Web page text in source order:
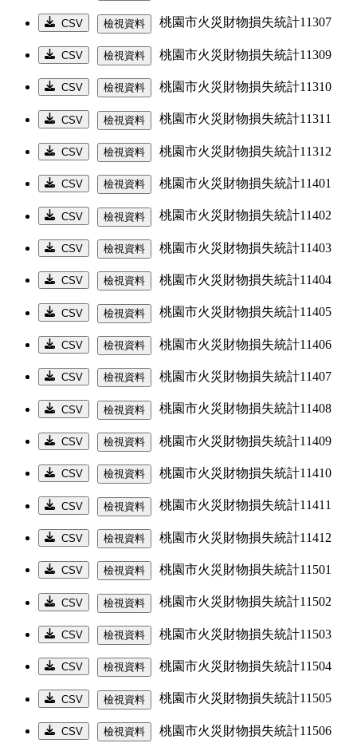
CSV 檢視資料 桃園市火災財物損失統計11307
CSV 檢視資料 桃園市火災財物損失統計11309
CSV 檢視資料 桃園市火災財物損失統計11310
CSV 檢視資料 桃園市火災財物損失統計11311
CSV 檢視資料 桃園市火災財物損失統計11312
CSV 檢視資料 桃園市火災財物損失統計11401
CSV 檢視資料 桃園市火災財物損失統計11402
CSV 檢視資料 桃園市火災財物損失統計11403
CSV 檢視資料 桃園市火災財物損失統計11404
CSV 檢視資料 桃園市火災財物損失統計11405
CSV 檢視資料 桃園市火災財物損失統計11406
CSV 檢視資料 桃園市火災財物損失統計11407
CSV 檢視資料 桃園市火災財物損失統計11408
CSV 檢視資料 桃園市火災財物損失統計11409
CSV 檢視資料 桃園市火災財物損失統計11410
CSV 檢視資料 桃園市火災財物損失統計11411
CSV 檢視資料 桃園市火災財物損失統計11412
CSV 檢視資料 桃園市火災財物損失統計11501
CSV 檢視資料 桃園市火災財物損失統計11502
CSV 檢視資料 桃園市火災財物損失統計11503
CSV 檢視資料 桃園市火災財物損失統計11504
CSV 檢視資料 桃園市火災財物損失統計11505
CSV 檢視資料 桃園市火災財物損失統計11506